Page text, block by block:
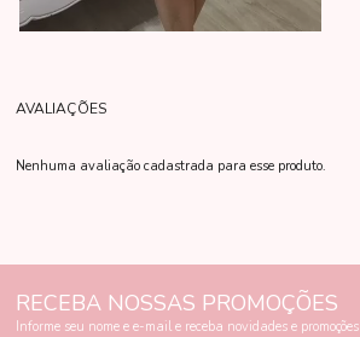
Nenhuma avaliação cadastrada para esse produto.
RECEBA NOSSAS PROMOÇÕES
Informe seu nome e e-mail e receba novidades e promoções